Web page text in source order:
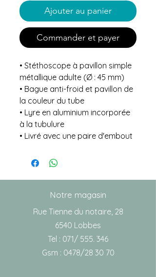
Ajouter au panier
Commander et payer
• Stéthoscope à pavillon simple
métallique adulte (Ø : 45 mm)
• Bague anti-froid et pavillon de
la couleur du tube
• Lyre en aluminium incorporée
à la tubulure
• Livré avec une paire d'embout
Notre magasin
Rue Tienne du notaire, 28
6540 Lobbes
Tel : 071/ 555. 346
Gsm : 0478/28 30 70